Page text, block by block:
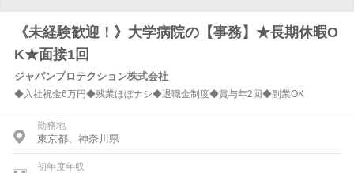
《未経験歓迎！》大学病院の【事務】★長期休暇O
K★面接1回
ジャパンプロテクション株式会社
◆入社祝金6万円◆残業ほぼナシ◆退職金制度◆賞与年2回◆副業OK
勤務地
東京都、神奈川県
初年度年収